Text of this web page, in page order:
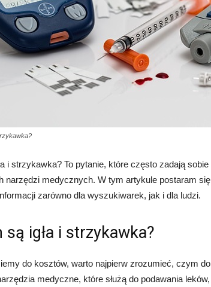
i strzykawka? To pytanie, które często zadają
narzędzi medycznych. W tym artykule postaram
zarówno dla wyszukiwarek, jak i dla ludzi.
są igła i strzykawka?
do kosztów, warto najpierw zrozumieć, czym
medyczne, które służą do podawania